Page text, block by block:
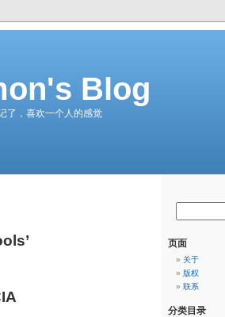
Blog
了，喜欢一个人的感觉
页面
关于
版权
联系
分类目录